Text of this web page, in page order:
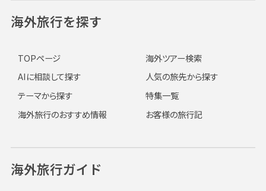
海外旅行を探す
TOPページ
海外ツアー検索
AIに相談して探す
人気の旅先から探す
テーマから探す
特集一覧
海外旅行のおすすめ情報
お客様の旅行記
海外旅行ガイド